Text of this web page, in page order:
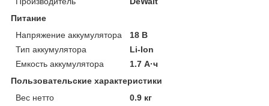
Питание
Напряжение аккумулятора
18 В
Тип аккумулятора
Li-Ion
Емкость аккумулятора
1.7 А·ч
Пользовательские характеристики
Вес нетто
0.9 кг